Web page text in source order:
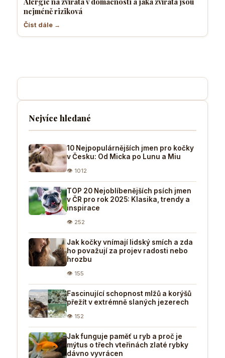
nejméně riziková
Číst dále →
Nejvíce hledané
10 Nejpopulárnějších jmen pro kočky
v Česku: Od Micka po Lunu a Miu
👁 1012
TOP 20 Nejoblíbenějších psích jmen
v ČR pro rok 2025: Klasika, trendy a
inspirace
👁 252
Jak kočky vnímají lidský smích a zda
ho považují za projev radosti nebo
hrozbu
👁 155
Fascinující schopnost mlžů a korýšů
přežít v extrémně slaných jezerech
👁 152
Jak funguje paměť u ryb a proč je
mýtus o třech vteřinách zlaté rybky
dávno vyvrácen